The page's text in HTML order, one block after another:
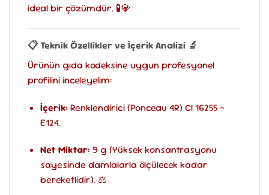
ideal bir çözümdür. 🧪💎
📋 Teknik Özellikler ve İçerik Analizi 🔬
Ürünün gıda kodeksine uygun profesyonel
profilini inceleyelim:
İçerik:Renklendirici (Ponceau 4R) CI 16255 –
E124.
Net Miktar:9 g (Yüksek konsantrasyonu
sayesinde damlalarla ölçülecek kadar
bereketlidir). ⚖️